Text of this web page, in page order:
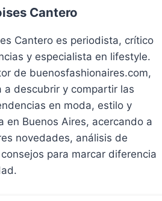
Cantero
Cantero es periodista, crítico
y especialista en lifestyle.
de buenosfashionaires.com,
a descubrir y compartir las
en moda, estilo y
en Buenos Aires, acercando a
novedades, análisis de
para marcar diferencia